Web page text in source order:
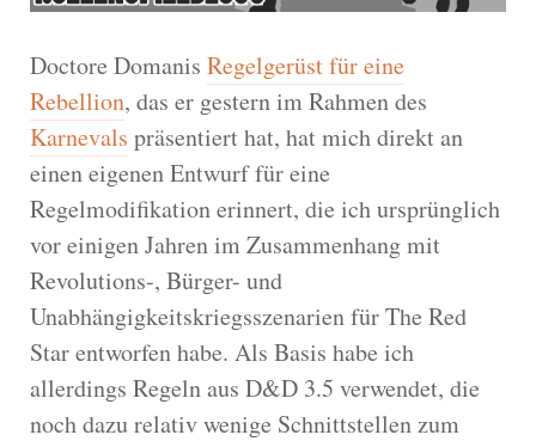
Doctore Domanis Regelgerüst für eine
Rebellion, das er gestern im Rahmen des
Karnevals präsentiert hat, hat mich direkt an
einen eigenen Entwurf für eine
Regelmodifikation erinnert, die ich ursprünglich
vor einigen Jahren im Zusammenhang mit
Revolutions-, Bürger- und
Unabhängigkeitskriegsszenarien für The Red
Star entworfen habe. Als Basis habe ich
allerdings Regeln aus D&D 3.5 verwendet, die
noch dazu relativ wenige Schnittstellen zum